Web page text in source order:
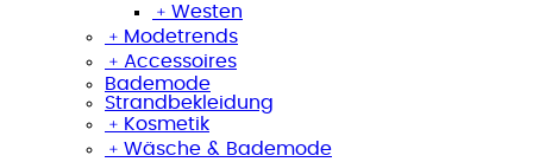
﹢ Westen
﹢ Modetrends
﹢ Accessoires
Bademode
Strandbekleidung
﹢ Kosmetik
﹢ Wäsche & Bademode